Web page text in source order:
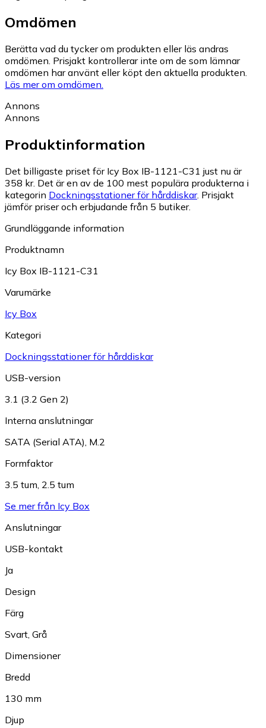
Omdömen
Berätta vad du tycker om produkten eller läs andras
omdömen. Prisjakt kontrollerar inte om de som lämnar
omdömen har använt eller köpt den aktuella produkten.
Läs mer om omdömen.
Annons
Annons
Produktinformation
Det billigaste priset för Icy Box IB-1121-C31 just nu är
358 kr. Det är en av de 100 mest populära produkterna i
kategorin Dockningsstationer för hårddiskar. Prisjakt
jämför priser och erbjudande från 5 butiker.
Grundläggande information
Produktnamn
Icy Box IB-1121-C31
Varumärke
Icy Box
Kategori
Dockningsstationer för hårddiskar
USB-version
3.1 (3.2 Gen 2)
Interna anslutningar
SATA (Serial ATA), M.2
Formfaktor
3.5 tum, 2.5 tum
Se mer från Icy Box
Anslutningar
USB-kontakt
Ja
Design
Färg
Svart, Grå
Dimensioner
Bredd
130 mm
Djup